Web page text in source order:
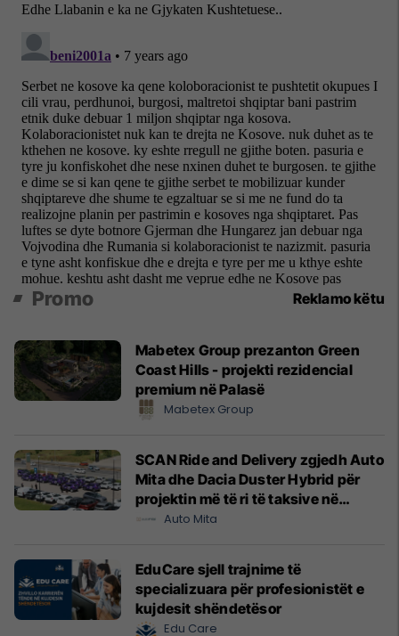
Promo Reklamo këtu
Mabetex Group prezanton Green
Coast Hills - projekti rezidencial
premium në Palasë
Mabetex Group
SCAN Ride and Delivery zgjedh Auto
Mita dhe Dacia Duster Hybrid për
projektin më të ri të taksive në
Prishtinë
Auto Mita
EduCare sjell trajnime të
specializuara për profesionistët e
kujdesit shëndetësor
Edu Care